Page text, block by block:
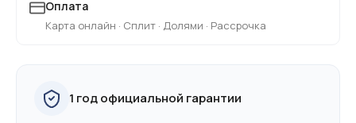
Оплата
Карта онлайн · Сплит · Долями · Рассрочка
1 год официальной гарантии